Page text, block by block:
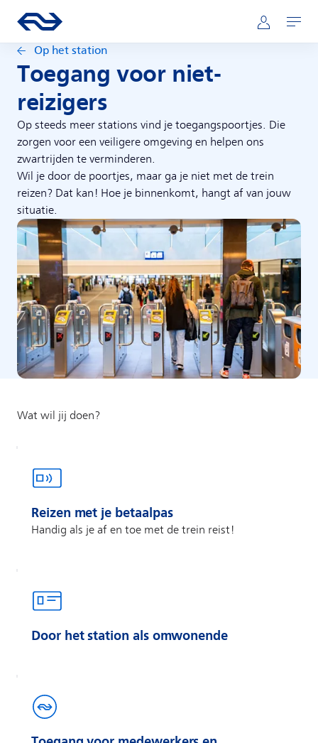
Hoofdnavigatie
Ga naar de homepage van ns.nl Mijn NS
Openen
Op het station
Toegang voor niet-
reizigers
Op steeds meer stations vind je toegangspoortjes. Die
zorgen voor een veiligere omgeving en helpen ons
zwartrijden te verminderen.
Wil je door de poortjes, maar ga je niet met de trein
reizen? Dat kan! Hoe je binnenkomt, hangt af van jouw
situatie.
Reizen met je betaalpas
Handig als je af en toe met de trein reist!
Door het station als omwonende